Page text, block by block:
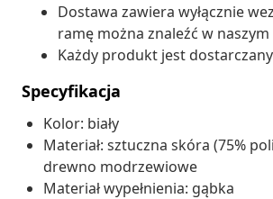
Dostawa zawiera wyłącznie
ramę można znaleźć w naszym
Każdy produkt jest
Specyfikacja
Kolor: biały
Materiał: sztuczna skóra (75%
drewno modrzewiowe
Materiał wypełnienia: gąbka